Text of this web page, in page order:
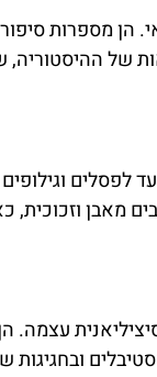
הן מספרות
של ההיסטוריה,
לפסלים
מאבן וזכוכית,
עצמה.
ובחגיגות